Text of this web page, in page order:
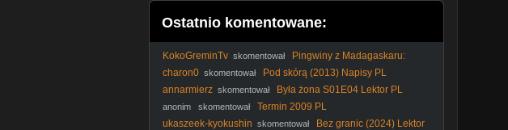
Ostatnio komentowane:
KokoGreminTv skomentował
Pingwiny z Madagaskaru:
Misja Bernard (480p)
charon0 skomentował
Pod skórą (2013) Napisy PL
annarmierz skomentował Była żona S01E04 Lektor PL
anonim skomentował
Termin 2009 PL
ukaszeek-kyokushin skomentował
Bez granic (2024) Lektor